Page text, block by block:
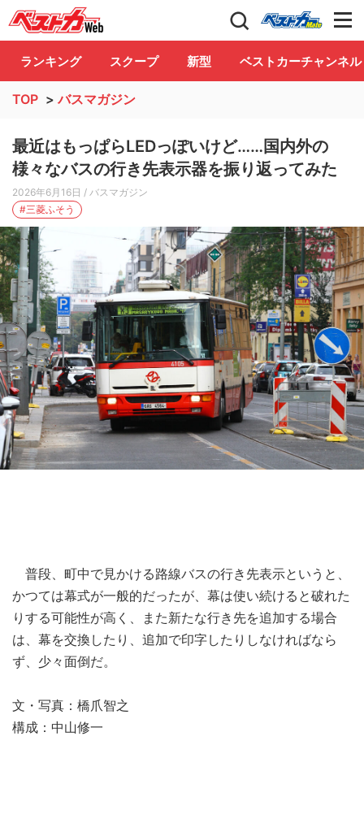
自動車情報誌「ベストカー」 Club
ランキング スクープ 新型 ベストカーチャンネル
TOP >バスマガジン
最近はもっぱらLEDっぽいけど……国内外の
様々なバスの行き先表示器を振り返ってみた
2026年6月16日 / バスマガジン
#三菱ふそう
普段、町中で見かける路線バスの行き先表示というと、
かつては幕式が一般的だったが、幕は使い続けると破れた
りする可能性が高く、また新たな行き先を追加する場合
は、幕を交換したり、追加で印字したりしなければなら
ず、少々面倒だ。
文・写真：橋爪智之
構成：中山修一